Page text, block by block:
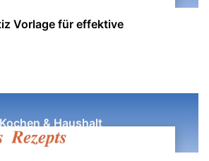
Vorlage für effektive
Kochen & Haushalt